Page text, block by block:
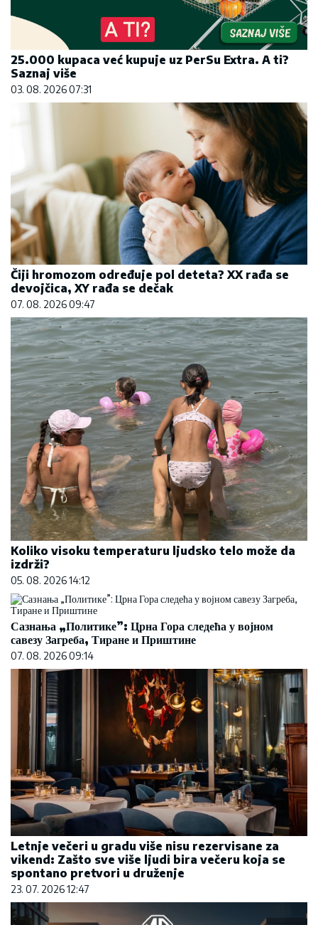
25.000 kupaca već kupuje uz PerSu Extra. A ti?
Saznaj više
03. 08. 2026 07:31
Čiji hromozom određuje pol deteta? XX rađa se
devojčica, XY rađa se dečak
07. 08. 2026 09:47
Koliko visoku temperaturu ljudsko telo može da
izdrži?
05. 08. 2026 14:12
Сазнања „Политике”: Црна Гора следећа у војном
савезу Загреба, Тиране и Приштине
07. 08. 2026 09:14
Letnje večeri u gradu više nisu rezervisane za
vikend: Zašto sve više ljudi bira večeru koja se
spontano pretvori u druženje
23. 07. 2026 12:47